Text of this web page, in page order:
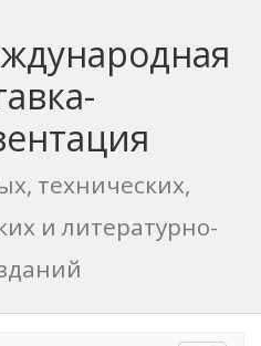
технических,
и литературно-